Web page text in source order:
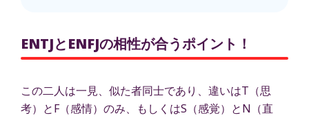
ENTJとENFJの相性が合うポイント！
この二人は一見、似た者同士であり、違いはT（思
考）とF（感情）のみ、もしくはS（感覚）とN（直